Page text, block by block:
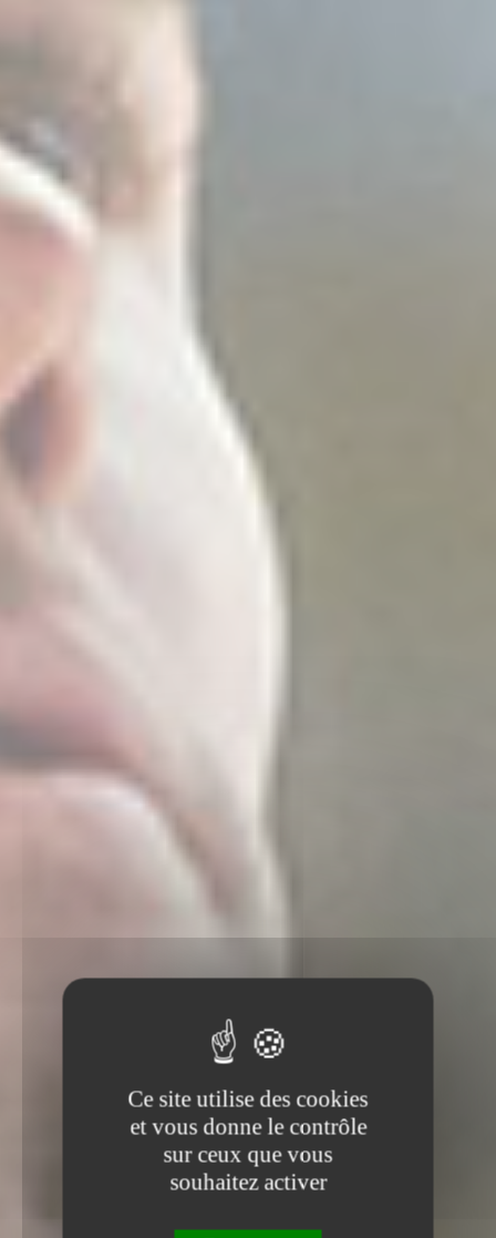
Ce site utilise des cookies
et vous donne le contrôle
sur ceux que vous
souhaitez activer